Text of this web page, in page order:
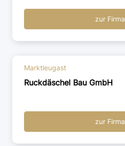
zur Firma
Marktleugast
Ruckdäschel Bau GmbH
zur Firma